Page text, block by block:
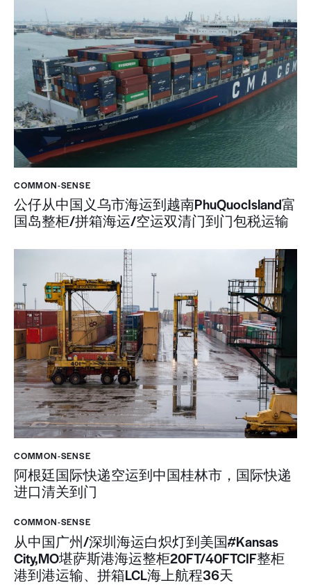
COMMON-SENSE
公仔从中国义乌市海运到越南PhuQuocIsland富
国岛整柜/拼箱海运/空运双清门到门包税运输
COMMON-SENSE
阿根廷国际快递空运到中国桂林市，国际快递
进口清关到门
COMMON-SENSE
从中国广州/深圳海运白炽灯到美国#Kansas
City,MO堪萨斯港海运整柜20FT/40FTCIF整柜
港到港运输、拼箱LCL海上航程36天